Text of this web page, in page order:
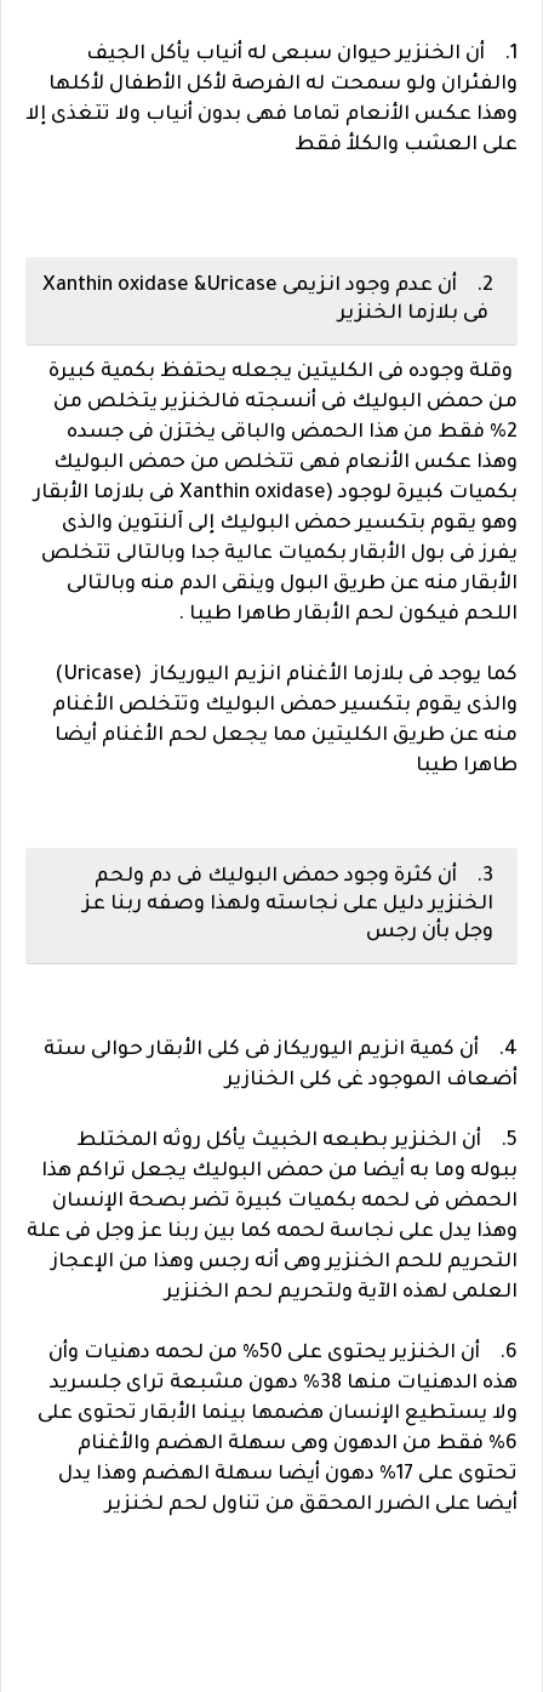
1. أن الخنزير حيوان سبعى له أنياب يأكل الجيف
والفئران ولو سمحت له الفرصة لأكل الأطفال لأكلها
وهذا عكس الأنعام تماما فهى بدون أنياب ولا تتغذى إلا
على العشب والكلأ فقط
2. أن عدم وجود انزيمى Xanthin oxidase &Uricase
فى بلازما الخنزير
وقلة وجوده فى الكليتين يجعله يحتفظ بكمية كبيرة
من حمض البوليك فى أنسجته فالخنزير يتخلص من
2% فقط من هذا الحمض والباقى يختزن فى جسده
وهذا عكس الأنعام فهى تتخلص من حمض البوليك
بكميات كبيرة لوجود (Xanthin oxidase فى بلازما الأبقار
وهو يقوم بتكسير حمض البوليك إلى آلنتوين والذى
يفرز فى بول الأبقار بكميات عالية جدا وبالتالى تتخلص
الأبقار منه عن طريق البول وينقى الدم منه وبالتالى
اللحم فيكون لحم الأبقار طاهرا طيبا .
كما يوجد فى بلازما الأغنام انزيم اليوريكاز (Uricase)
والذى يقوم بتكسير حمض البوليك وتتخلص الأغنام
منه عن طريق الكليتين مما يجعل لحم الأغنام أيضا
طاهرا طيبا
3. أن كثرة وجود حمض البوليك فى دم ولحم
الخنزير دليل على نجاسته ولهذا وصفه ربنا عز
وجل بأن رجس
4. أن كمية انزيم اليوريكاز فى كلى الأبقار حوالى ستة
أضعاف الموجود غى كلى الخنازير
5. أن الخنزير بطبعه الخبيث يأكل روثه المختلط
ببوله وما به أيضا من حمض البوليك يجعل تراكم هذا
الحمض فى لحمه بكميات كبيرة تضر بصحة الإنسان
وهذا يدل على نجاسة لحمه كما بين ربنا عز وجل فى علة
التحريم للحم الخنزير وهى أنه رجس وهذا من الإعجاز
العلمى لهذه الآية ولتحريم لحم الخنزير
6. أن الخنزير يحتوى على 50% من لحمه دهنيات وأن
هذه الدهنيات منها 38% دهون مشبعة تراى جلسريد
ولا يستطيع الإنسان هضمها بينما الأبقار تحتوى على
6% فقط من الدهون وهى سهلة الهضم والأغنام
تحتوى على 17% دهون أيضا سهلة الهضم وهذا يدل
أيضا على الضرر المحقق من تناول لحم لخنزير